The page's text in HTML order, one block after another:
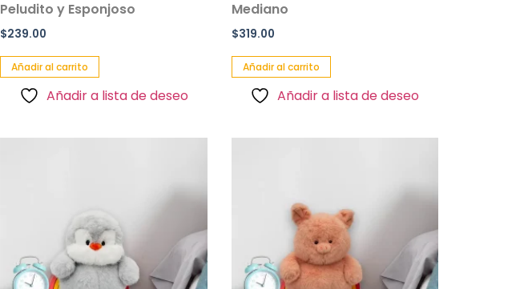
Peludito y Esponjoso
$239.00
Añadir al carrito
Añadir a lista de deseo
Mediano
$319.00
Añadir al carrito
Añadir a lista de deseo